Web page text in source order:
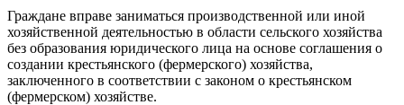
Граждане вправе заниматься производственной или иной
хозяйственной деятельностью в области сельского хозяйства
без образования юридического лица на основе соглашения о
создании крестьянского (фермерского) хозяйства,
заключенного в соответствии с законом о крестьянском
(фермерском) хозяйстве.